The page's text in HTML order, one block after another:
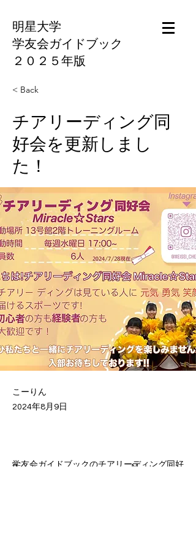
明星大学
学友会ガイドブック
​２０２５年版
< Back
チアリーディング同
好会を更新しまし
た！
こーりん
2024年8月9日
Previous Next
学友会ガイドブックのチアリーディング同好